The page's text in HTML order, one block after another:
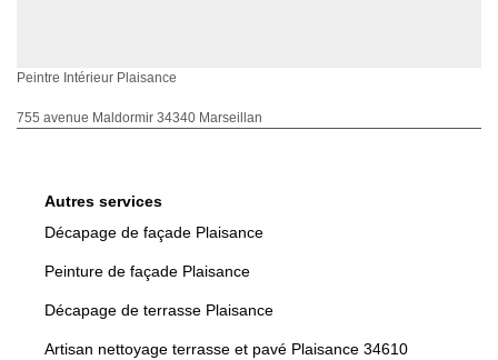
Peintre Intérieur Plaisance
755 avenue Maldormir 34340 Marseillan
Autres services
Décapage de façade Plaisance
Peinture de façade Plaisance
Décapage de terrasse Plaisance
Artisan nettoyage terrasse et pavé Plaisance 34610